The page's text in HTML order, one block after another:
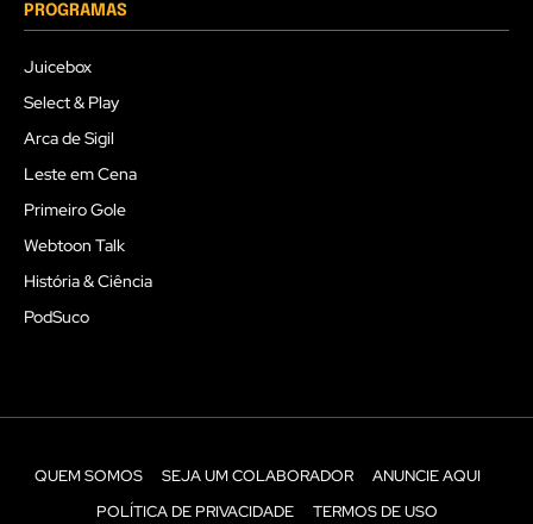
PROGRAMAS
Juicebox
Select & Play
Arca de Sigil
Leste em Cena
Primeiro Gole
Webtoon Talk
História & Ciência
PodSuco
QUEM SOMOS SEJA UM COLABORADOR
ANUNCIE AQUI
POLÍTICA DE PRIVACIDADE
TERMOS DE USO